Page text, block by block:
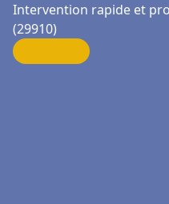
Intervention rapide et
(29910)